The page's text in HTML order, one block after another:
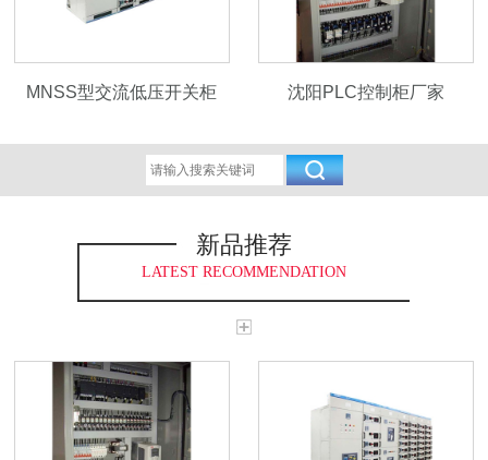
MNSS型交流低压开关柜 沈阳PLC控制柜厂家
新品推荐
LATEST RECOMMENDATION